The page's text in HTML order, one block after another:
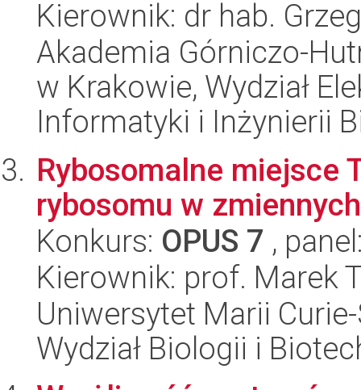
Kierownik: dr hab.
Akademia Górniczo-
w Krakowie, Wydział
Informatyki i Inżynierii
Rybosomalne miejsce
rybosomu w
Konkurs: OPUS 7 ,
Kierownik: prof. Marek
Uniwersytet Marii
Wydział Biologii i